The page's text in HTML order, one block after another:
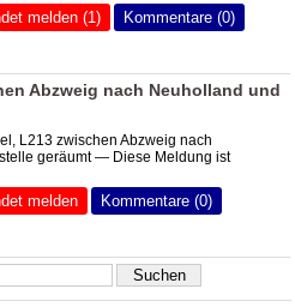
melden (1) Kommentare (0)
Abzweig nach Neuholland und
L213 zwischen Abzweig nach
geräumt — Diese Meldung ist
melden Kommentare (0)